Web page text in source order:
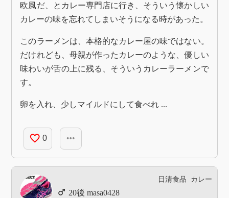
欧風だ、とカレー専門店に行き、そういう懐かしい
カレーの味を忘れてしまいそうになる時があった。
このラーメンは、本格的なカレー屋の味ではない。
だけれども、母親が作ったカレーのような、優しい
味わいが舌の上に残る、そういうカレーラーメンで
す。
卵を入れ、少しマイルドにして食べれ ...
favorite_border 0 more_horiz
日清食品 カレー
masa0428